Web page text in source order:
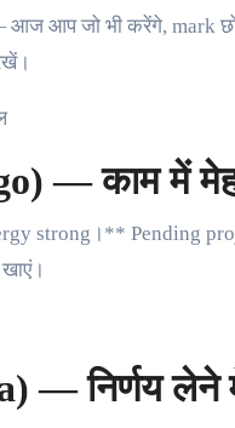
आज आप जो भी करेंगे, mark
— काम में
strong।** Pending
— निर्णय लेने